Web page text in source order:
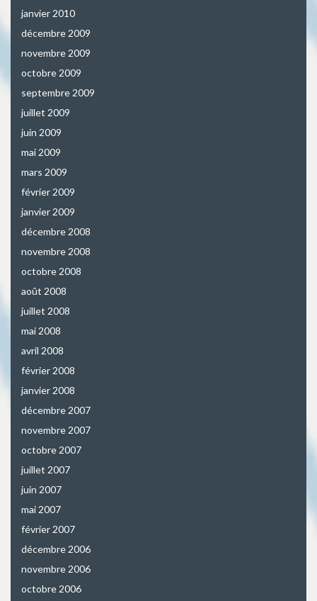
janvier 2010
décembre 2009
novembre 2009
octobre 2009
septembre 2009
juillet 2009
juin 2009
mai 2009
mars 2009
février 2009
janvier 2009
décembre 2008
novembre 2008
octobre 2008
août 2008
juillet 2008
mai 2008
avril 2008
février 2008
janvier 2008
décembre 2007
novembre 2007
octobre 2007
juillet 2007
juin 2007
mai 2007
février 2007
décembre 2006
novembre 2006
octobre 2006